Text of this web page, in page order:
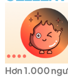
Hơn 1.000